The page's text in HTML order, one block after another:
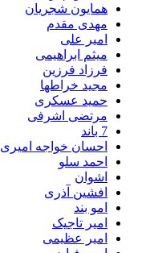
همایون شجریان
مهدی مقدم
امیر علی
میثم ابراهیمی
فرزاد فرزین
مجید خراطها
حمید عسکری
مرتضی اشرفی
7 باند
احسان خواجه امیری
احمد سلو
اشوان
افشین آذری
امو بند
امیر تاجیک
امیر عظیمی